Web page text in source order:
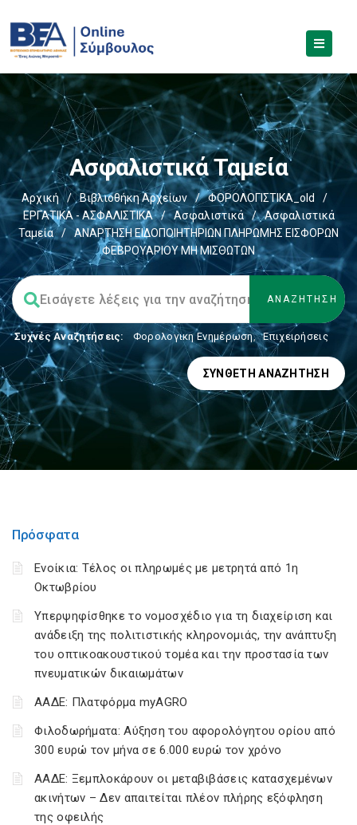
Ασφαλιστικά Ταμεία
Αρχική / Βιβλιοθήκη Αρχείων / ΦΟΡΟΛΟΓΙΣΤΙΚΑ_old
/
ΕΡΓΑΤΙΚΑ - ΑΣΦΑΛΙΣΤΙΚΑ
/ Ασφαλιστικά /
Ασφαλιστικά
Ταμεία
/
ΑΝΑΡΤΗΣΗ ΕΙΔΟΠΟΙΗΤΗΡΙΩΝ ΠΛΗΡΩΜΗΣ ΕΙΣΦΟΡΩΝ
ΦΕΒΡΟΥΑΡΙΟΥ ΜΗ ΜΙΣΘΩΤΩΝ
Συχνές Αναζητήσεις: Φορολογικη Ενημέρωση, Επιχειρήσεις
ΣΎΝΘΕΤΗ ΑΝΑΖΉΤΗΣΗ
Πρόσφατα
Ενοίκια: Τέλος οι πληρωμές με μετρητά από 1η
Οκτωβρίου
Υπερψηφίσθηκε το νομοσχέδιο για τη διαχείριση και
ανάδειξη της πολιτιστικής κληρονομιάς, την ανάπτυξη
του οπτικοακουστικού τομέα και την προστασία των
πνευματικών δικαιωμάτων
ΑΑΔΕ: Πλατφόρμα myAGRO
Φιλοδωρήματα: Αύξηση του αφορολόγητου ορίου από
300 ευρώ τον μήνα σε 6.000 ευρώ τον χρόνο
ΑΑΔΕ: Ξεμπλοκάρουν οι μεταβιβάσεις κατασχεμένων
ακινήτων – Δεν απαιτείται πλέον πλήρης εξόφληση
της οφειλής